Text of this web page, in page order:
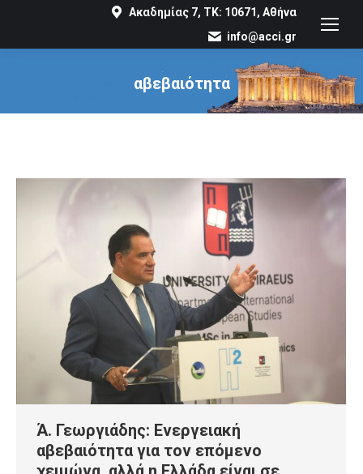
Ακαδημίας 7, ΤΚ: 10671, Αθήνα
info@acci.gr
αβεβαιότητα
You are here:
Ά. Γεωργιάδης: Ενεργειακή
αβεβαιότητα για τον επόμενο